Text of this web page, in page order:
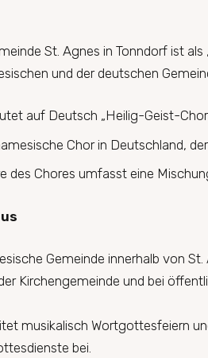
St. Agnes in Tonndorf ist
und der deutschen
auf Deutsch „Heilig-Geist-
Chor in Deutschland,
des Chores umfasst eine
Gemeinde innerhalb von
Kirchengemeinde und bei
musikalisch Wortgottesfeiern
bei.